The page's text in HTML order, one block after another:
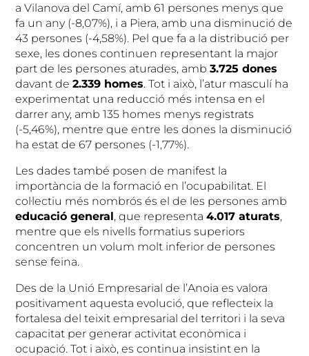
a Vilanova del Camí, amb 61 persones menys que
fa un any (-8,07%), i a Piera, amb una disminució de
43 persones (-4,58%). Pel que fa a la distribució per
sexe, les dones continuen representant la major
part de les persones aturades, amb3.725 dones
davant de2.339 homes. Tot i això, l’atur masculí ha
experimentat una reducció més intensa en el
darrer any, amb 135 homes menys registrats
(-5,46%), mentre que entre les dones la disminució
ha estat de 67 persones (-1,77%).
Les dades també posen de manifest la
importància de la formació en l’ocupabilitat. El
col·lectiu més nombrós és el de les persones amb
educació general, que representa4.017 aturats,
mentre que els nivells formatius superiors
concentren un volum molt inferior de persones
sense feina.
Des de la Unió Empresarial de l’Anoia es valora
positivament aquesta evolució, que reflecteix la
fortalesa del teixit empresarial del territori i la seva
capacitat per generar activitat econòmica i
ocupació. Tot i això, es continua insistint en la